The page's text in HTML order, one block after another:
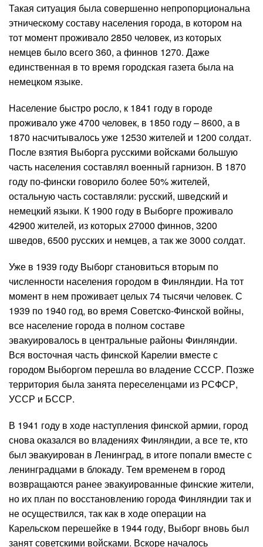
Такая ситуация была совершенно непропорциональна
этническому составу населения города, в котором на
тот момент проживало 2850 человек, из которых
немцев было всего 360, а финнов 1270. Даже
единственная в то время городская газета была на
немецком языке.
Население быстро росло, к 1841 году в городе
проживало уже 4700 человек, в 1850 году – 8600, а в
1870 насчитывалось уже 12530 жителей и 1200 солдат.
После взятия Выборга русскими войсками большую
часть населения составлял военный гарнизон. В 1870
году по-фински говорило более 50% жителей,
остальную часть составляли: русский, шведский и
немецкий языки. К 1900 году в Выборге проживало
42900 жителей, из которых 27000 финнов, 3200
шведов, 6500 русских и немцев, а так же 3000 солдат.
Уже в 1939 году Выборг становиться вторым по
численности населения городом в Финляндии. На тот
момент в нем проживает целых 74 тысячи человек. С
1939 по 1940 год, во время Советско-Финской войны,
все население города в полном составе
эвакуировалось в центральные районы Финляндии.
Вся восточная часть финской Карелии вместе с
городом Выборгом перешла во владение СССР. Позже
территория была занята переселенцами из РСФСР,
УССР и БССР.
В 1941 году в ходе наступления финской армии, город
снова оказался во владениях Финляндии, а все те, кто
был эвакуирован в Ленинград, в итоге попали вместе с
ленинградцами в блокаду. Тем временем в город
возвращаются ранее эвакуированные финские жители,
но их план по восстановлению города Финляндии так и
не осуществился, так как в ходе операции на
Карельском перешейке в 1944 году, Выборг вновь был
занят советскими войсками. Вскоре началось